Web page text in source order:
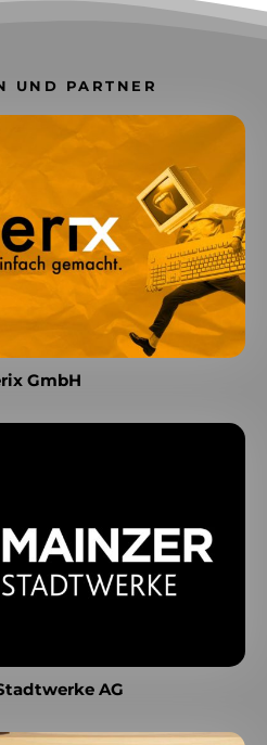
UND PARTNER
GmbH
AG